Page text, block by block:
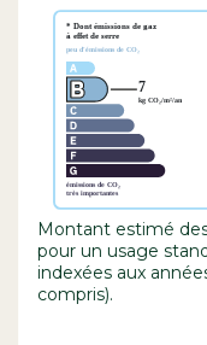
Montant estimé
pour un usage
indexées aux
compris).